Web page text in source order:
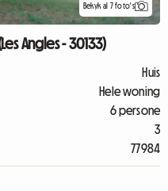
Bekyk al 7 foto's
Angles - 30133)
Huis
Hele woning
6 persone
3
77984